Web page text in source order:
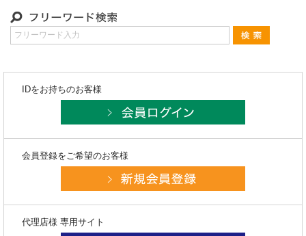
IDをお持ちのお客様
会員登録をご希望のお客様
代理店様 専用サイト